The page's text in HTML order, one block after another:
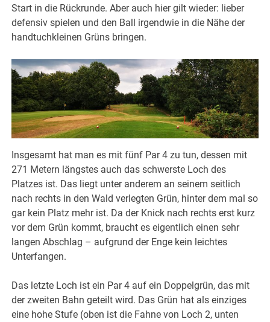
Start in die Rückrunde. Aber auch hier gilt wieder: lieber
defensiv spielen und den Ball irgendwie in die Nähe der
handtuchkleinen Grüns bringen.
Insgesamt hat man es mit fünf Par 4 zu tun, dessen mit
271 Metern längstes auch das schwerste Loch des
Platzes ist. Das liegt unter anderem an seinem seitlich
nach rechts in den Wald verlegten Grün, hinter dem mal so
gar kein Platz mehr ist. Da der Knick nach rechts erst kurz
vor dem Grün kommt, braucht es eigentlich einen sehr
langen Abschlag – aufgrund der Enge kein leichtes
Unterfangen.
Das letzte Loch ist ein Par 4 auf ein Doppelgrün, das mit
der zweiten Bahn geteilt wird. Das Grün hat als einziges
eine hohe Stufe (oben ist die Fahne von Loch 2, unten